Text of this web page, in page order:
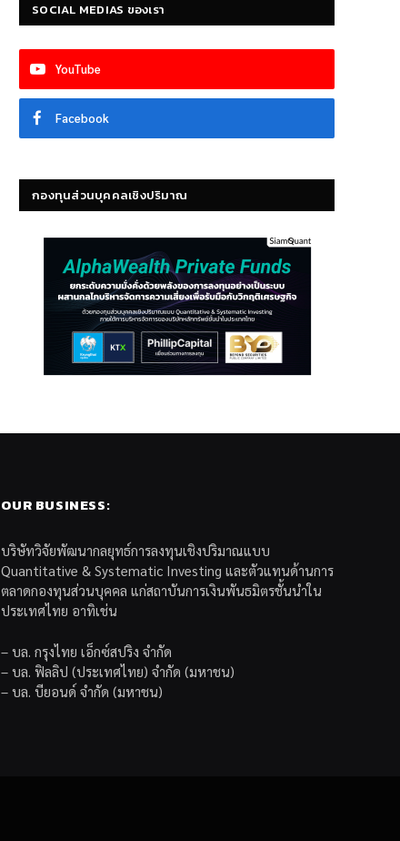
SOCIAL MEDIAS ของเรา
YouTube
Facebook
กองทุนส่วนบุคคลเชิงปริมาณ
OUR BUSINESS:
บริษัทวิจัยพัฒนากลยุทธ์การลงทุนเชิงปริมาณแบบ
Quantitative & Systematic Investing และตัวแทนด้านการ
ตลาดกองทุนส่วนบุคคล แก่สถาบันการเงินพันธมิตรชั้นนำใน
ประเทศไทย อาทิเช่น
– บล. กรุงไทย เอ็กซ์สปริง จำกัด
– บล. ฟิลลิป (ประเทศไทย) จำกัด (มหาชน)
– บล. บียอนด์ จำกัด (มหาชน)